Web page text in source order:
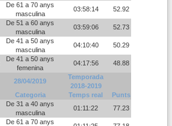
De 61 a 70 anys
masculina
03:58:14 52.92
De 51 a 60 anys
masculina
03:59:06 52.73
De 41 a 50 anys
masculina
04:10:40 50.29
De 41 a 50 anys
femenina
04:17:56
48.88
28/04/2019
Temporada
2018-2019
Categoria Temps real
Punts
De 31 a 40 anys
masculina
01:11:22 77.23
De 61 a 70 anys